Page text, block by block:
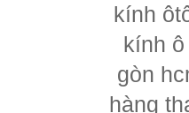
kính
kính
gòn
hàng